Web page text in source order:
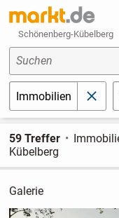
Schönenberg-Kübelberg
Suchen
Immobilien
59 Treffer
Kübelberg
Galerie